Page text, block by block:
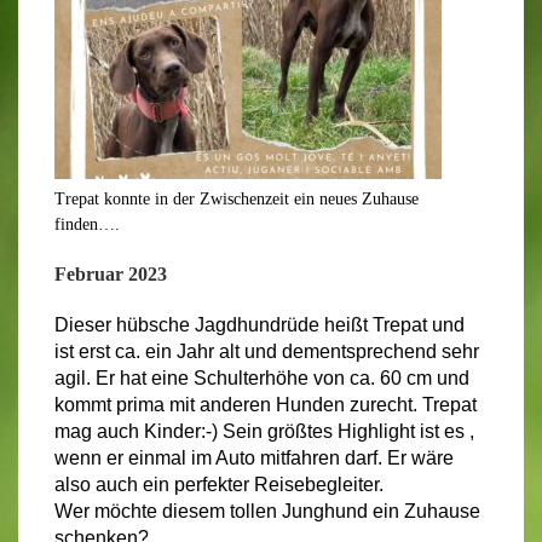
Trepat konnte in der Zwischenzeit ein neues Zuhause
finden….
Februar 2023
Dieser hübsche Jagdhundrüde heißt Trepat und
ist erst ca. ein Jahr alt und dementsprechend sehr
agil. Er hat eine Schulterhöhe von ca. 60 cm und
kommt prima mit anderen Hunden zurecht. Trepat
mag auch Kinder:-) Sein größtes Highlight ist es ,
wenn er einmal im Auto mitfahren darf. Er wäre
also auch ein perfekter Reisebegleiter.
Wer möchte diesem tollen Junghund ein Zuhause
schenken?